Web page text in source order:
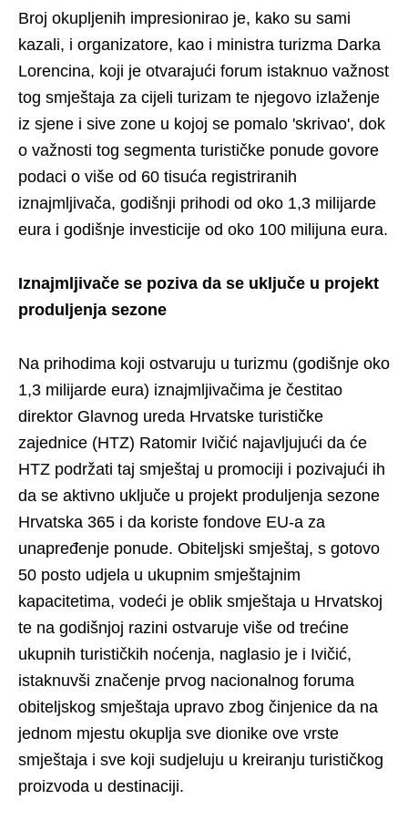
Broj okupljenih impresionirao je, kako su sami
kazali, i organizatore, kao i ministra turizma Darka
Lorencina, koji je otvarajući forum istaknuo važnost
tog smještaja za cijeli turizam te njegovo izlaženje
iz sjene i sive zone u kojoj se pomalo 'skrivao', dok
o važnosti tog segmenta turističke ponude govore
podaci o više od 60 tisuća registriranih
iznajmljivača, godišnji prihodi od oko 1,3 milijarde
eura i godišnje investicije od oko 100 milijuna eura.
Iznajmljivače se poziva da se uključe u projekt
produljenja sezone
Na prihodima koji ostvaruju u turizmu (godišnje oko
1,3 milijarde eura) iznajmljivačima je čestitao
direktor Glavnog ureda Hrvatske turističke
zajednice (HTZ) Ratomir Ivičić najavljujući da će
HTZ podržati taj smještaj u promociji i pozivajući ih
da se aktivno uključe u projekt produljenja sezone
Hrvatska 365 i da koriste fondove EU-a za
unapređenje ponude. Obiteljski smještaj, s gotovo
50 posto udjela u ukupnim smještajnim
kapacitetima, vodeći je oblik smještaja u Hrvatskoj
te na godišnjoj razini ostvaruje više od trećine
ukupnih turističkih noćenja, naglasio je i Ivičić,
istaknuvši značenje prvog nacionalnog foruma
obiteljskog smještaja upravo zbog činjenice da na
jednom mjestu okuplja sve dionike ove vrste
smještaja i sve koji sudjeluju u kreiranju turističkog
proizvoda u destinaciji.